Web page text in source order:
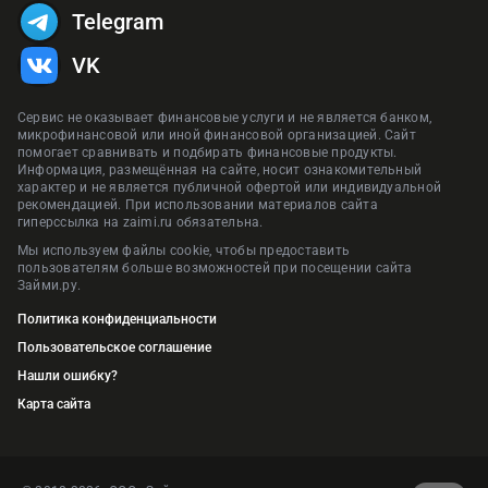
Сервис не оказывает финансовые услуги и не является банком,
микрофинансовой или иной финансовой организацией. Сайт
помогает сравнивать и подбирать финансовые продукты.
Информация, размещённая на сайте, носит ознакомительный
характер и не является публичной офертой или индивидуальной
рекомендацией. При использовании материалов сайта
гиперссылка на zaimi.ru обязательна.
Мы используем файлы cookie, чтобы предоставить
пользователям больше возможностей при посещении сайта
Займи.ру.
Политика конфиденциальности
Пользовательское соглашение
Нашли ошибку?
Карта сайта
Telegram
VK